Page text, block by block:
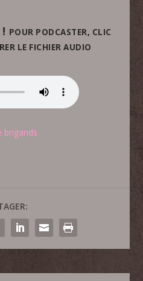
POUR PODCASTER, CLIC
LE FICHIER AUDIO
brigands